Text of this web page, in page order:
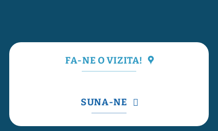
FA-NE O VIZITA!
SUNA-NE